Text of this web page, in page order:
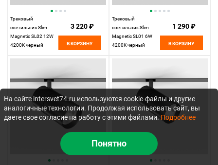
Трековый
светильник Slim
Magnetic SL02 12W
4200K черный
3 220 ₽
В КОРЗИНУ
Трековый
светильник Slim
Magnetic SL01 6W
4200K черный
1 290 ₽
В КОРЗИНУ
На сайте intersvet74.ru используются cookie-файлы и другие
аналогичные технологии. Продолжая использовать сайт, вы
даете свое согласие на работу с этими файлами.Подробнее
Понятно